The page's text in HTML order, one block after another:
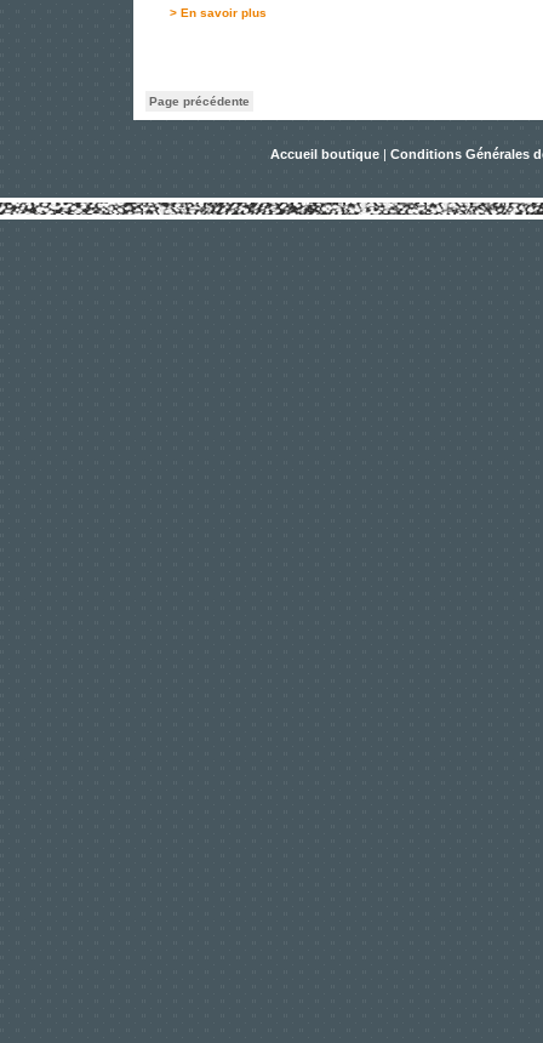
> En savoir plus
Page précédente
Accueil boutique | Conditions Générales